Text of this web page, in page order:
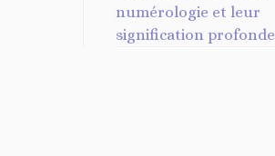
numérologie et leur
signification profonde